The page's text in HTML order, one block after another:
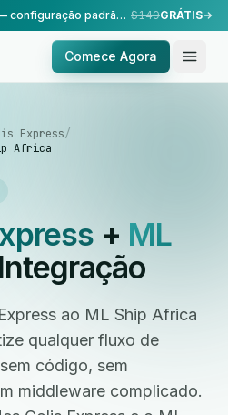
Configuração feita para você — configuração padrão, realizada pela nossa equipe. $149GRÁTIS
Comece Agora
Express/
Africa
+ ML
Integração
ao ML Ship Africa
qualquer fluxo de
código, sem
middleware complicado.